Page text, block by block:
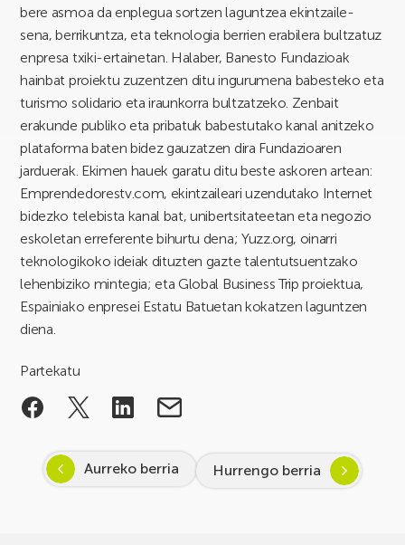
bere asmoa da enplegua sortzen laguntzea ekintzaile-
sena, berrikuntza, eta teknologia berrien erabilera bultzatuz
enpresa txiki-ertainetan. Halaber, Banesto Fundazioak
hainbat proiektu zuzentzen ditu ingurumena babesteko eta
turismo solidario eta iraunkorra bultzatzeko. Zenbait
erakunde publiko eta pribatuk babestutako kanal anitzeko
plataforma baten bidez gauzatzen dira Fundazioaren
jarduerak. Ekimen hauek garatu ditu beste askoren artean:
Emprendedorestv.com, ekintzaileari uzendutako Internet
bidezko telebista kanal bat, unibertsitateetan eta negozio
eskoletan erreferente bihurtu dena; Yuzz.org, oinarri
teknologikoko ideiak dituzten gazte talentutsuentzako
lehenbiziko mintegia; eta Global Business Trip proiektua,
Espainiako enpresei Estatu Batuetan kokatzen laguntzen
diena.
Partekatu
Aurreko berria Hurrengo berria